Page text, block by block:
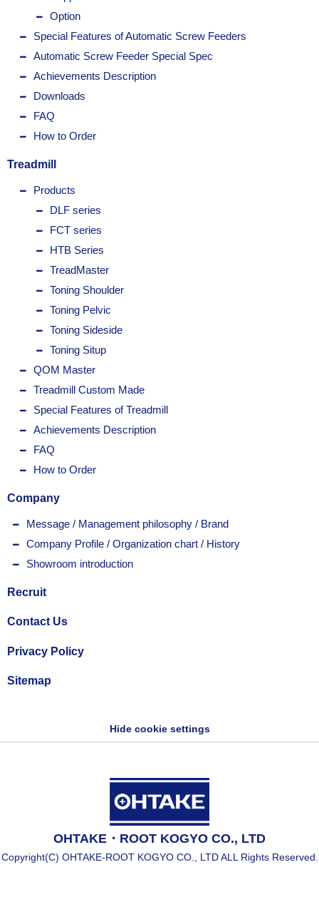
Option
Special Features of Automatic Screw Feeders
Automatic Screw Feeder Special Spec
Achievements Description
Downloads
FAQ
How to Order
Treadmill
Products
DLF series
FCT series
HTB Series
TreadMaster
Toning Shoulder
Toning Pelvic
Toning Sideside
Toning Situp
QOM Master
Treadmill Custom Made
Special Features of Treadmill
Achievements Description
FAQ
How to Order
Company
Message / Management philosophy / Brand
Company Profile / Organization chart / History
Showroom introduction
Recruit
Contact Us
Privacy Policy
Sitemap
Hide cookie settings
OHTAKE・ROOT KOGYO CO., LTD
Copyright(C) OHTAKE-ROOT KOGYO CO., LTD ALL Rights Reserved.